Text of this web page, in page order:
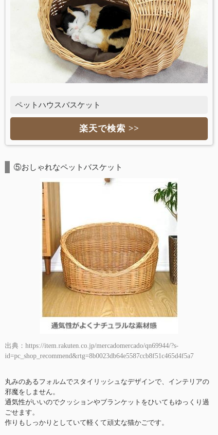
ペットハウスバスケット
楽天で検索 >>
⑤おしゃれなペットバスケット
出典：https://item.rakuten.co.jp/mercadomercado/qn69944/?s-
id=pc_shop_recommend&rtg=8b0023db64e5587ccb8f51c465d4f5a7
丸みのあるフォルムでスタイリッシュなデザインで、インテリアの
邪魔をしません。
通気性がいいのでクッションやブランケットをひいてもゆっくり過
ごせます。
作りもしっかりとしていて軽くて頑丈な猫かごです。